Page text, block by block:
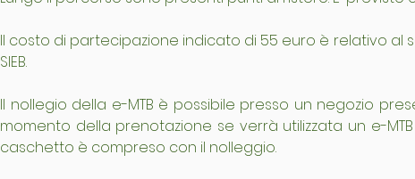
Il costo di partecipazione indicato di 55 euro è relativo
SIEB.
Il nollegio della e-MTB è possibile presso un negozio
momento della prenotazione se verrà utilizzata un e-
caschetto è compreso con il nolleggio.